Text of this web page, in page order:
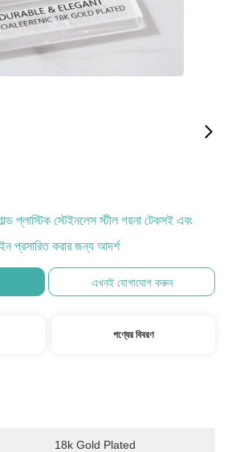
প্লাস্টিক স্টেইনলেস স্টীল গয়না টেকসই এবং
প্রসারিত করার জন্য আদর্শ
এখনই যোগাযোগ করুন
পণ্যের বিবরণ
18k Gold Plated